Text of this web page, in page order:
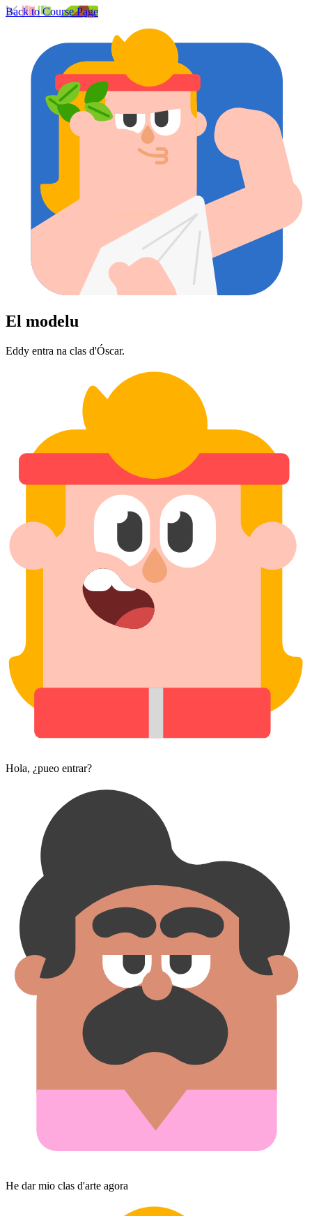
Back to Course Page
El modelu
Eddy entra na clas d'Óscar.
Hola, ¿pueo entrar?
He dar mio clas d'arte agora